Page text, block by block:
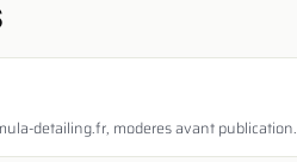
detailing.fr, moderes avant publication.